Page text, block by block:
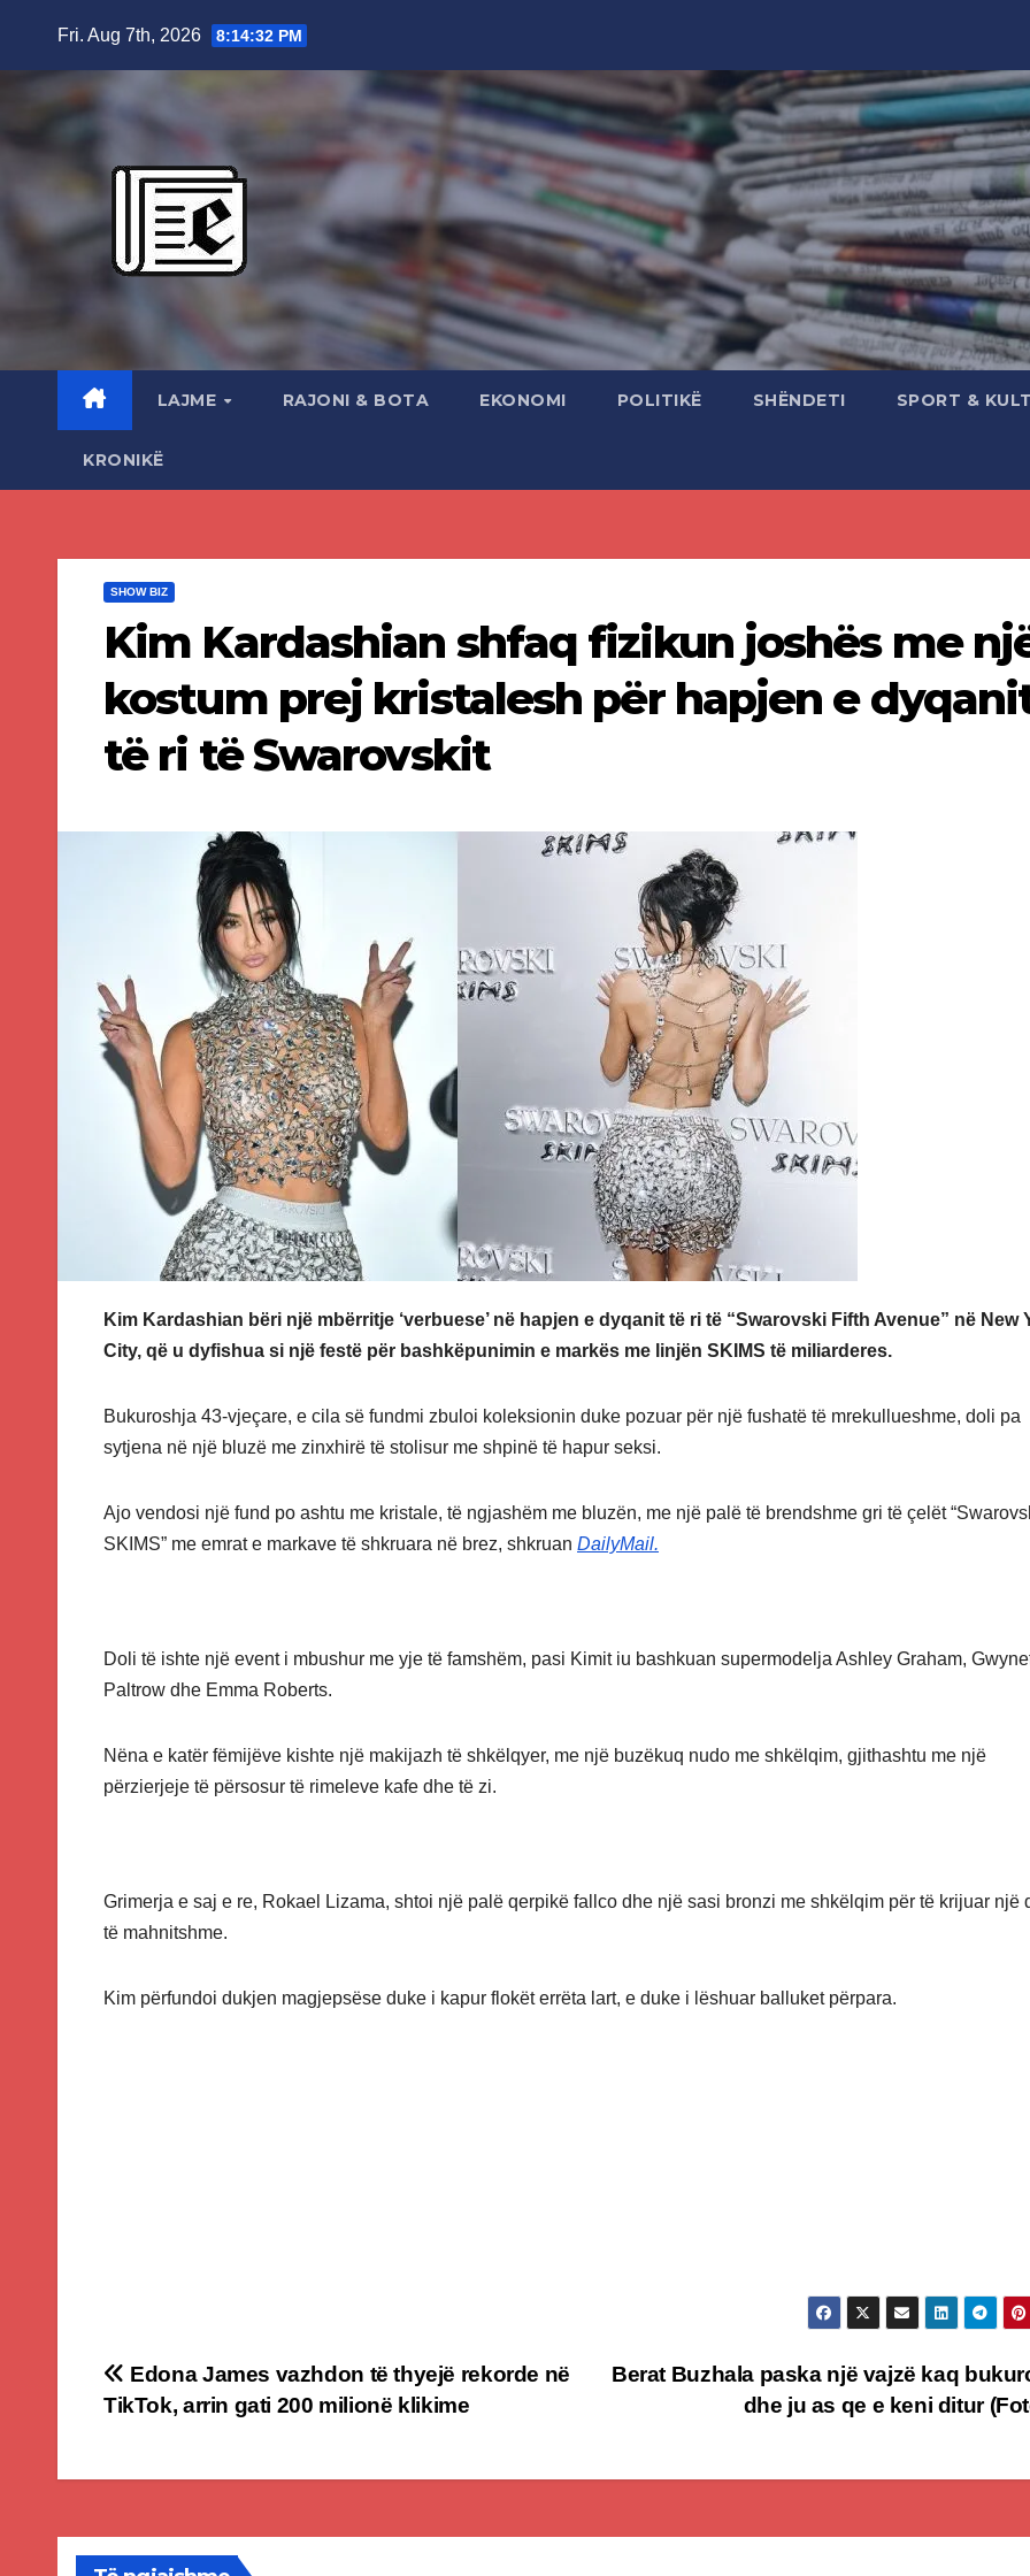
Fri. Aug 7th, 2026 8:14:33 PM
LAJME RAJONI & BOTA EKONOMI POLITIKË SHËNDETI SPORT &
KRONIKË
SHOW BIZ
Kim Kardashian shfaq fizikun joshës me
kostum prej kristalesh për hapjen e
të ri të Swarovskit
Kim Kardashian bëri një mbërritje ‘verbuese’ në hapjen e dyqanit të ri të “Swarovski Fifth Avenue” në New
City, që u dyfishua si një festë për bashkëpunimin e markës me linjën SKIMS të miliarderes.
Bukuroshja 43-vjeçare, e cila së fundmi zbuloi koleksionin duke pozuar për një fushatë të mrekullueshme, doli pa
sytjena në një bluzë me zinxhirë të stolisur me shpinë të hapur seksi.
Ajo vendosi një fund po ashtu me kristale, të ngjashëm me bluzën, me një palë të brendshme gri të çelët
SKIMS” me emrat e markave të shkruara në brez, shkruan DailyMail.
Doli të ishte një event i mbushur me yje të famshëm, pasi Kimit iu bashkuan supermodelja Ashley Graham,
Paltrow dhe Emma Roberts.
Nëna e katër fëmijëve kishte një makijazh të shkëlqyer, me një buzëkuq nudo me shkëlqim, gjithashtu me një
përzierjeje të përsosur të rimeleve kafe dhe të zi.
Grimerja e saj e re, Rokael Lizama, shtoi një palë qerpikë fallco dhe një sasi bronzi me shkëlqim për të krijuar një
të mahnitshme.
Kim përfundoi dukjen magjepsëse duke i kapur flokët errëta lart, e duke i lëshuar balluket përpara.
Post
navigation
Berat Buzhala paska një vajzë kaq
dhe ju as qe e keni ditur
Edona James vazhdon të thyejë rekorde në
TikTok, arrin gati 200 milionë klikime